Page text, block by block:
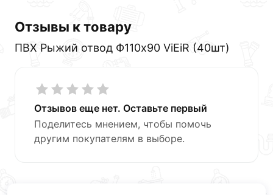
Отзывы к товару
ПВХ Рыжий отвод Ф110х90 ViEiR (40шт)
Отзывов еще нет. Оставьте первый
Поделитесь мнением, чтобы помочь
другим покупателям в выборе.